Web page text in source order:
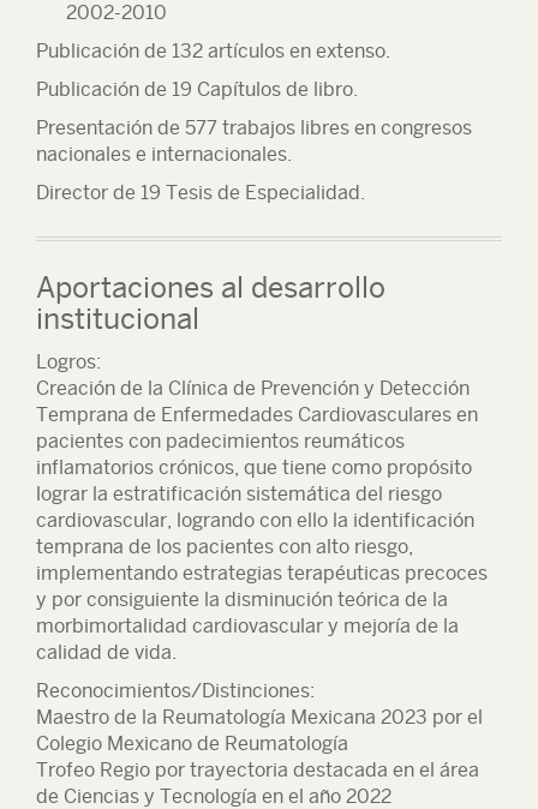
2002-2010
Publicación de 132 artículos en extenso.
Publicación de 19 Capítulos de libro.
Presentación de 577 trabajos libres en congresos
nacionales e internacionales.
Director de 19 Tesis de Especialidad.
Aportaciones al desarrollo
institucional
Logros:
Creación de la Clínica de Prevención y Detección
Temprana de Enfermedades Cardiovasculares en
pacientes con padecimientos reumáticos
inflamatorios crónicos, que tiene como propósito
lograr la estratificación sistemática del riesgo
cardiovascular, logrando con ello la identificación
temprana de los pacientes con alto riesgo,
implementando estrategias terapéuticas precoces
y por consiguiente la disminución teórica de la
morbimortalidad cardiovascular y mejoría de la
calidad de vida.
Reconocimientos/Distinciones:
Maestro de la Reumatología Mexicana 2023 por el
Colegio Mexicano de Reumatología
Trofeo Regio por trayectoria destacada en el área
de Ciencias y Tecnología en el año 2022